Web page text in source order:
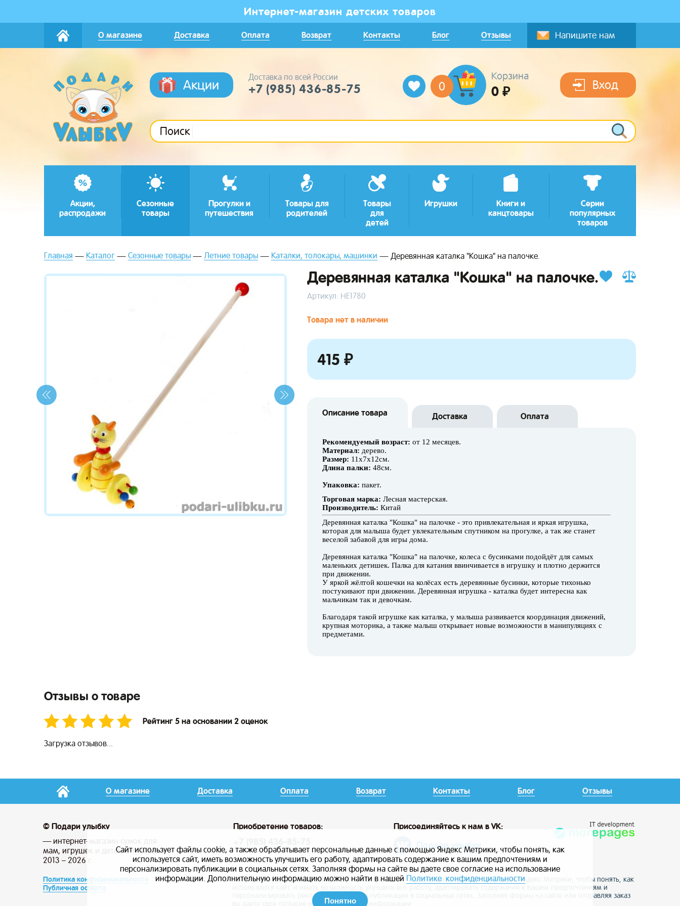
Интернет-магазин детских товаров
О магазине Доставка Оплата Возврат Контакты Блог Отзывы Напишите нам
Акции
Доставка по всей России
+7 (985) 436-85-75 0
Корзина
0 ₽ Вход
Поиск
Акции,
распродажи
Сезонные
товары
Прогулки и
путешествия
Товары для
родителей
Товары
для
детей
Игрушки
Книги и
канцтовары
Серии
популярных
товаров
Главная Каталог Сезонные товары Летние товары Каталки, толокары, машинки Деревянная каталка "Кошка" на палочке.
Деревянная каталка "Кошка" на палочке.
Артикул: НЕ1780
Товара нет в наличии
415 ₽
Описание товара Доставка Оплата
Рекомендуемый возраст: от 12 месяцев.
Материал: дерево.
Размер: 11х7х12см.
Длина палки: 48см.
Упаковка: пакет.
Торговая марка: Лесная мастерская.
Производитель: Китай
Деревянная каталка "Кошка" на палочке - это привлекательная и яркая игрушка,
которая для малыша будет увлекательным спутником на прогулке, а так же станет
веселой забавой для игры дома.
Деревянная каталка "Кошка" на палочке, колеса с бусинками подойдёт для самых
маленьких детишек. Палка для катания ввинчивается в игрушку и плотно держится
при движении.
У яркой жёлтой кошечки на колёсах есть деревянные бусинки, которые тихонько
постукивают при движении. Деревянная игрушка - каталка будет интересна как
мальчикам так и девочкам.
Благодаря такой игрушке как каталка, у малыша развивается координация движений,
крупная моторика, а также малыш открывает новые возможности в манипуляциях с
предметами.
Отзывы о товаре
Рейтинг 5 на основании 2 оценок
Загрузка отзывов...
О магазине Доставка Оплата Возврат Контакты Блог Отзывы
© Подари улыбку
— интернет-магазин сумок для
мам, игрушек и детских товаров
2013 – 2026 г.
Приобретение товаров: Присоединяйтесь к нам в VK:
Подари улыбку
Политика конфиденциальности
Публичная оферта
Сайт использует файлы cookie, а также обрабатывает персональные данные с помощью Яндекс Метрики, чтобы понять, как
используется сайт, и иметь возможность улучшить его работу, адаптировать содержание к вашим предпочтениям и
персонализировать рекламу, маркетинг и публикации в социальных сетях. Заполняя формы на сайте или отправляя заказ
вы даете свое согласие на использование информации.
Сайт использует файлы cookie, а также обрабатывает персональные данные с помощью Яндекс Метрики, чтобы понять, как
используется сайт, иметь возможность улучшить его работу, адаптировать содержание к вашим предпочтениям и
персонализировать публикации в социальных сетях. Заполняя формы на сайте вы даете свое согласие на использование
информации. Дополнительную информацию можно найти в нашей Политике конфиденциальности
Понятно